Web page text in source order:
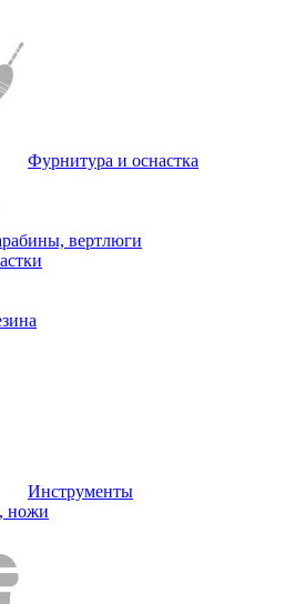
Фурнитура и оснастка
вертлюги
Инструменты
ножи